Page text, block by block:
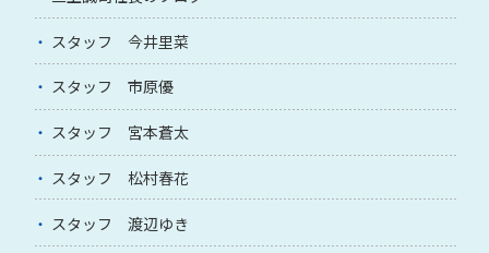
スタッフ 今井里菜
スタッフ 市原優
スタッフ 宮本蒼太
スタッフ 松村春花
スタッフ 渡辺ゆき